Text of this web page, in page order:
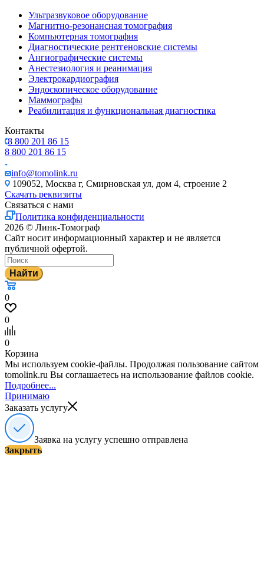
Ультразвуковое оборудование
Магнитно-резонансная томография
Компьютерная томография
Диагностические рентгеновские системы
Ангиографические системы
Анестезиология и реанимация
Электрокардиография
Эндоскопическое оборудование
Маммографы
Реабилитация и функциональная диагностика
Контакты
8 800 201 86 15
8 800 201 86 15
info@tomolink.ru
109052, Москва г, Смирновская ул, дом 4, строение 2
Скачать реквизиты
Связаться с нами
Политика конфиденциальности
2026 © Линк-Томограф
Сайт носит информационный характер и не является
публичной офертой.
Найти
0
0
0
Корзина
Мы используем cookie-файлы. Продолжая пользование сайтом
tomolink.ru Вы соглашаетесь на использование файлов cookie.
Подробнее...
Принимаю
Заказать услугу
Заявка на услугу успешно отправлена
Закрыть